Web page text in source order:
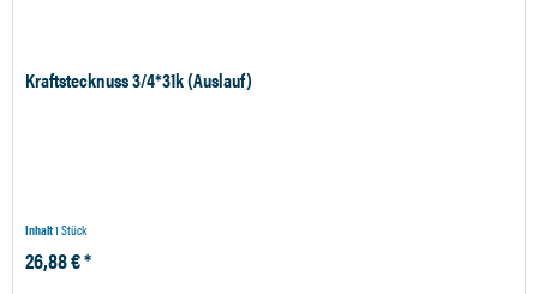
Kraftstecknuss 3/4*31k (Auslauf)
Inhalt1 Stück
26,88 € *